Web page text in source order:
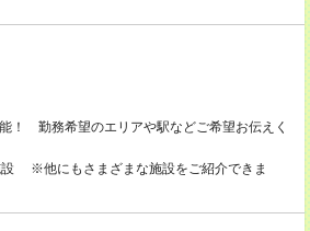
！ 勤務希望のエリアや駅などご希望お伝えく
設 ※他にもさまざまな施設をご紹介できま